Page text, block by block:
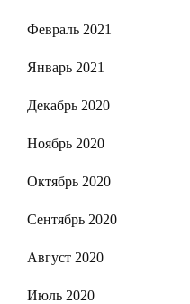
Февраль 2021
Январь 2021
Декабрь 2020
Ноябрь 2020
Октябрь 2020
Сентябрь 2020
Август 2020
Июль 2020